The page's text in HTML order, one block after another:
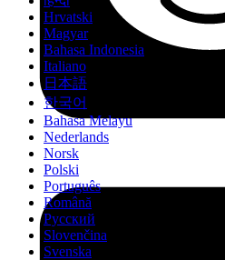
Hrvatski
Magyar
Bahasa Indonesia
Italiano
日本語
한국어
Bahasa Melayu
Nederlands
Norsk
Polski
Português
Română
Русский
Slovenčina
Svenska